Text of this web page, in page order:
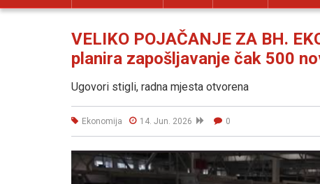
VELIKO POJAČANJE ZA BH.
planira zapošljavanje čak 500
Ugovori stigli, radna mjesta otvorena
Ekonomija 14. Jun. 2026 0